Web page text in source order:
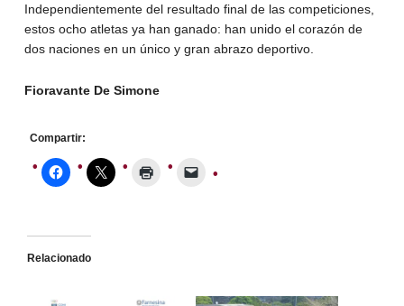
Independientemente del resultado final de las competiciones,
estos ocho atletas ya han ganado: han unido el corazón de
dos naciones en un único y gran abrazo deportivo.
Fioravante De Simone
Compartir:
Relacionado